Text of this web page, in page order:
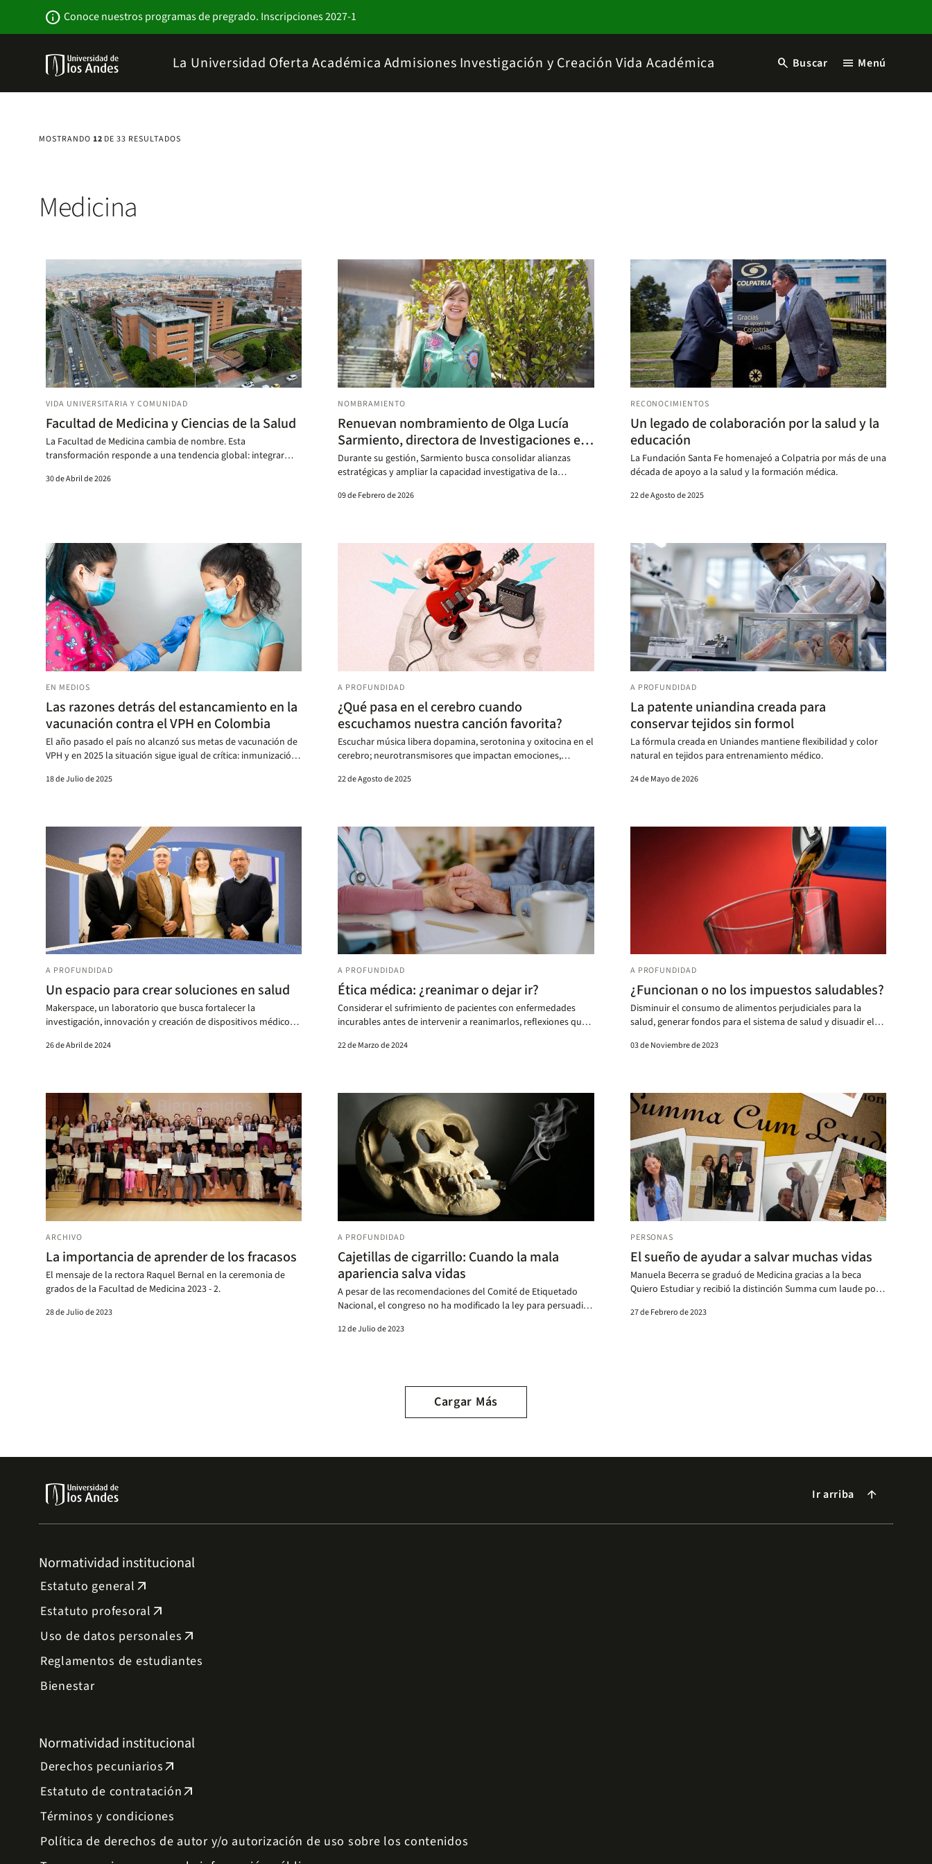
info Conoce nuestros programas de pregrado. Inscripciones 2027-1
La Universidad Oferta Académica Admisiones Investigación y Creación Vida Académica search Buscar menu Menú
MOSTRANDO 12 DE 33 RESULTADOS
Medicina
VIDA UNIVERSITARIA Y COMUNIDAD
Facultad de Medicina y Ciencias de la Salud
La Facultad de Medicina cambia de nombre. Esta
transformación responde a una tendencia global: integrar
de los estudiantes.
30 de Abril de 2026
NOMBRAMIENTO
Renuevan nombramiento de Olga Lucía
Sarmiento, directora de Investigaciones en
Medicina
Durante su gestión, Sarmiento busca consolidar alianzas
estratégicas y ampliar la capacidad investigativa de la
09 de Febrero de 2026
RECONOCIMIENTOS
Un legado de colaboración por la salud y la
educación
La Fundación Santa Fe homenajeó a Colpatria por más de una
década de apoyo a la salud y la formación médica.
22 de Agosto de 2025
EN MEDIOS
Las razones detrás del estancamiento en la
vacunación contra el VPH en Colombia
El año pasado el país no alcanzó sus metas de vacunación de
VPH y en 2025 la situación sigue igual de crítica: inmunización
18 de Julio de 2025
A PROFUNDIDAD
¿Qué pasa en el cerebro cuando
escuchamos nuestra canción favorita?
Escuchar música libera dopamina, serotonina y oxitocina en el
cerebro; neurotransmisores que impactan emociones,
22 de Agosto de 2025
A PROFUNDIDAD
La patente uniandina creada para
conservar tejidos sin formol
La fórmula creada en Uniandes mantiene flexibilidad y color
natural en tejidos para entrenamiento médico.
24 de Mayo de 2026
A PROFUNDIDAD
Un espacio para crear soluciones en salud
Makerspace, un laboratorio que busca fortalecer la
investigación, innovación y creación de dispositivos médicos
26 de Abril de 2024
A PROFUNDIDAD
Ética médica: ¿reanimar o dejar ir?
Considerar el sufrimiento de pacientes con enfermedades
incurables antes de intervenir a reanimarlos, reflexiones que
22 de Marzo de 2024
A PROFUNDIDAD
¿Funcionan o no los impuestos saludables?
Disminuir el consumo de alimentos perjudiciales para la
salud, generar fondos para el sistema de salud y disuadir el
03 de Noviembre de 2023
ARCHIVO
La importancia de aprender de los fracasos
El mensaje de la rectora Raquel Bernal en la ceremonia de
grados de la Facultad de Medicina 2023 - 2.
28 de Julio de 2023
A PROFUNDIDAD
Cajetillas de cigarrillo: Cuando la mala
apariencia salva vidas
A pesar de las recomendaciones del Comité de Etiquetado
Nacional, el congreso no ha modificado la ley para persuadir a
12 de Julio de 2023
PERSONAS
El sueño de ayudar a salvar muchas vidas
Manuela Becerra se graduó de Medicina gracias a la beca
Quiero Estudiar y recibió la distinción Summa cum laude por
27 de Febrero de 2023
Cargar Más
Ir arriba arrow_forward
Normatividad institucional
Estatuto general arrow_outward
Estatuto profesoral arrow_outward
Uso de datos personales arrow_outward
Reglamentos de estudiantes
Bienestar
Normatividad institucional
Derechos pecuniariosarrow_outward
Estatuto de contrataciónarrow_outward
Términos y condiciones
Política de derechos de autor y/o autorización de uso sobre los contenidos